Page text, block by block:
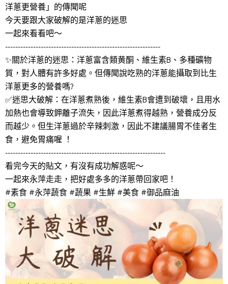
洋蔥更營養」的傳聞呢
今天要跟大家破解的是洋蔥的迷思
一起來看看吧～
-------------------------------------------------------------
✨關於洋蔥的迷思：洋蔥富含類黄酮、維生素B、多種礦物
質，對人體有許多好處。但傳聞說吃熟的洋蔥能攝取到比生
洋蔥更多的營養嗎?
✅迷思大破解：在洋蔥煮熟後，維生素B會遭到破壞，且用水
加熱也會導致鉀離子流失，因此洋蔥煮得越熟，營養成分反
而越少。但生洋蔥過於辛辣刺激，因此不建議腸胃不佳者生
食，避免胃痛喔 ！
---------------------------------------------------------------
看完今天的貼文，有沒有成功解惑呢～
一起來永萍走走，把好處多多的洋蔥帶回家吧！
#素食 #永萍蔬食 #蔬果 #生鮮 #美食 #御品麻油